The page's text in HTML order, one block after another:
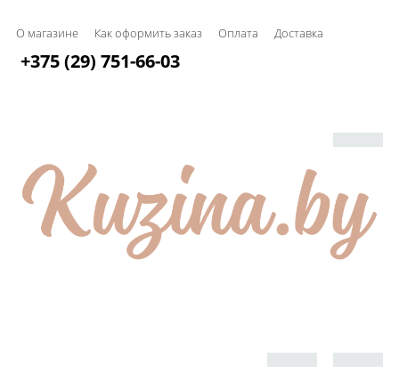
О магазине Как оформить заказ Оплата Доставка
+375 (29) 751-66-03